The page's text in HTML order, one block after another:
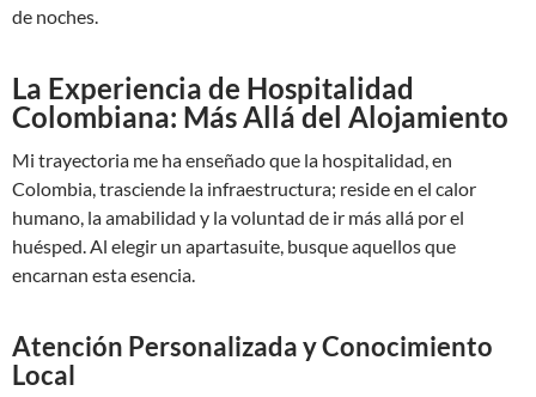
de noches.
La Experiencia de Hospitalidad
Colombiana: Más Allá del Alojamiento
Mi trayectoria me ha enseñado que la hospitalidad, en
Colombia, trasciende la infraestructura; reside en el calor
humano, la amabilidad y la voluntad de ir más allá por el
huésped. Al elegir un apartasuite, busque aquellos que
encarnan esta esencia.
Atención Personalizada y Conocimiento
Local